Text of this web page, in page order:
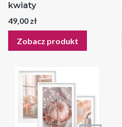
kwiaty
Cena
49,00 zł
Zobacz produkt